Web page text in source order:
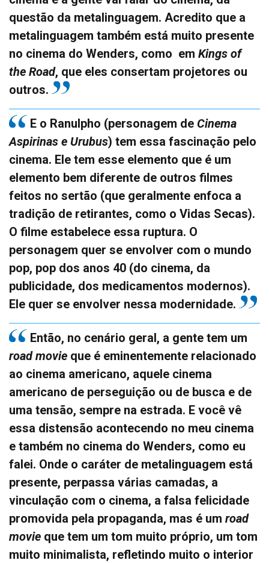
questão da metalinguagem. Acredito que a
metalinguagem também está muito presente
no cinema do Wenders, como em Kings of
the Road, que eles consertam projetores ou
outros.
E o Ranulpho (personagem de Cinema
Aspirinas e Urubus) tem essa fascinação pelo
cinema. Ele tem esse elemento que é um
elemento bem diferente de outros filmes
feitos no sertão (que geralmente enfoca a
tradição de retirantes, como o Vidas Secas).
O filme estabelece essa ruptura. O
personagem quer se envolver com o mundo
pop, pop dos anos 40 (do cinema, da
publicidade, dos medicamentos modernos).
Ele quer se envolver nessa modernidade.
Então, no cenário geral, a gente tem um
road movie que é eminentemente relacionado
ao cinema americano, aquele cinema
americano de perseguição ou de busca e de
uma tensão, sempre na estrada. E você vê
essa distensão acontecendo no meu cinema
e também no cinema do Wenders, como eu
falei. Onde o caráter de metalinguagem está
presente, perpassa várias camadas, a
vinculação com o cinema, a falsa felicidade
promovida pela propaganda, mas é um road
movie que tem um tom muito próprio, um tom
muito minimalista, refletindo muito o interior